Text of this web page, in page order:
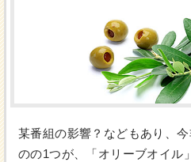
某番組の影響？などもあり、
のの1つが、「オリーブオイル